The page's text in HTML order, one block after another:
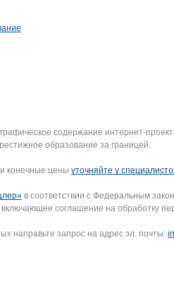
содержание интернет-
образование за границей.
конечные цены уточняйте у
в соответствии с Федеральным
включающее соглашение на обработку
направьте запрос на адрес эл. почты: